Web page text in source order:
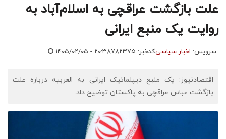
علت بازگشت عراقچی به اسلام‌آباد به
روایت یک منبع ایرانی
سرویس: اخبار سیاسیکدخبر: ۷۸۲۳۷۵ ۱۴۰۵/۰۲/۰۵ - ۲۰:۳۸
اقتصادنیوز: یک منبع دیپلماتیک ایرانی به العربیه درباره علت
بازگشت عباس عراقچی به پاکستان توضیح داد.